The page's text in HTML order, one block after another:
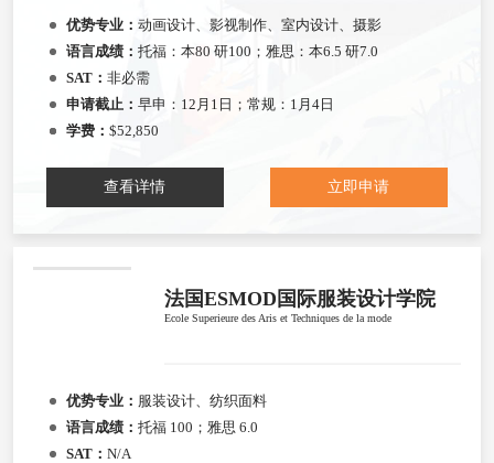
优势专业： 动画设计、影视制作、室内设计、摄影
语言成绩： 托福：本80 研100；雅思：本6.5 研7.0
SAT： 非必需
申请截止： 早申：12月1日；常规：1月4日
学费： $52,850
查看详情 立即申请
法国ESMOD国际服装设计学院
Ecole Superieure des Aris et Techniques de la mode
优势专业： 服装设计、纺织面料
语言成绩： 托福 100；雅思 6.0
SAT： N/A